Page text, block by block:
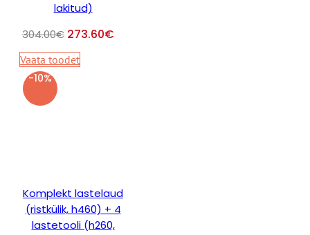
lakitud)
304.00€ 273.60€
Vaata toodet
-10%
Komplekt lastelaud
(ristkülik, h460) + 4
lastetooli (h260,